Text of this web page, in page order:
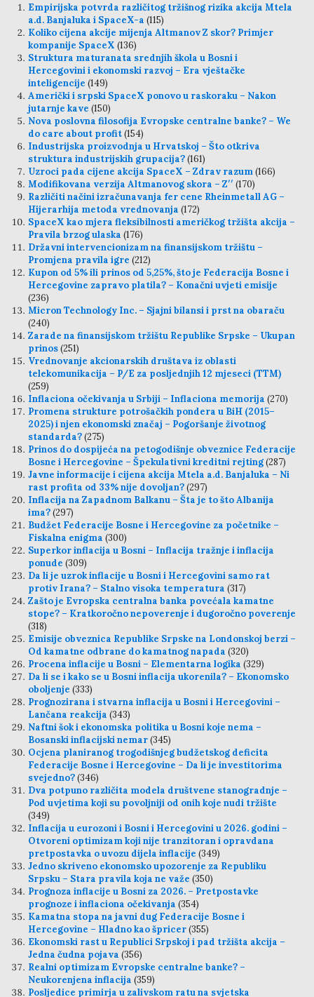
Empirijska potvrda različitog tržišnog rizika akcija Mtela
a.d. Banjaluka i SpaceX-a (115)
Koliko cijena akcije mijenja Altmanov Z skor? Primjer
kompanije SpaceX (136)
Struktura maturanata srednjih škola u Bosni i
Hercegovini i ekonomski razvoj – Era vještačke
inteligencije (149)
Američki i srpski SpaceX ponovo u raskoraku – Nakon
jutarnje kave (150)
Nova poslovna filosofija Evropske centralne banke? – We
do care about profit(154)
Industrijska proizvodnja u Hrvatskoj – Što otkriva
struktura industrijskih grupacija?(161)
Uzroci pada cijene akcija SpaceX – Zdrav razum(166)
Modifikovana verzija Altmanovog skora – Z′′ (170)
Različiti načini izračunavanja fer cene Rheinmetall AG –
Hijerarhija metoda vrednovanja (172)
SpaceX kao mjera fleksibilnosti američkog tržišta akcija –
Pravila brzog ulaska (176)
Državni intervencionizam na finansijskom tržištu –
Promjena pravila igre (212)
Kupon od 5% ili prinos od 5,25%, što je Federacija Bosne i
Hercegovine zapravo platila? – Konačni uvjeti emisije
(236)
Micron Technology Inc. – Sjajni bilansi i prst na obaraču
(240)
Zarade na finansijskom tržištu Republike Srpske – Ukupan
prinos(251)
Vrednovanje akcionarskih društava iz oblasti
telekomunikacija – P/E za posljednjih 12 mjeseci (TTM)
(259)
Inflaciona očekivanja u Srbiji – Inflaciona memorija (270)
Promena strukture potrošačkih pondera u BiH (2015–
2025) i njen ekonomski značaj – Pogoršanje životnog
standarda?(275)
Prinos do dospijeća na petogodišnje obveznice Federacije
Bosne i Hercegovine – Špekulativni kreditni rejting(287)
Javne informacije i cijena akcija Mtela a.d. Banjaluka – Ni
rast profita od 33% nije dovoljan?(297)
Inflacija na Zapadnom Balkanu – Šta je to što Albanija
ima?(297)
Budžet Federacije Bosne i Hercegovine za početnike –
Fiskalna enigma (300)
Superkor inflacija u Bosni – Inflacija tražnje i inflacija
ponude (309)
Da li je uzrok inflacije u Bosni i Hercegovini samo rat
protiv Irana? – Stalno visoka temperatura (317)
Zašto je Evropska centralna banka povećala kamatne
stope? – Kratkoročno nepoverenje i dugoročno poverenje
(318)
Emisije obveznica Republike Srpske na Londonskoj berzi –
Od kamatne odbrane do kamatnog napada (320)
Procena inflacije u Bosni – Elementarna logika (329)
Da li se i kako se u Bosni inflacija ukorenila? – Ekonomsko
oboljenje (333)
Prognozirana i stvarna inflacija u Bosni i Hercegovini –
Lančana reakcija (343)
Naftni šok i ekonomska politika u Bosni koje nema –
Bosanski inflacijski nemar(345)
Ocjena planiranog trogodišnjeg budžetskog deficita
Federacije Bosne i Hercegovine – Da li je investitorima
svejedno?(346)
Dva potpuno različita modela društvene stanogradnje –
Pod uvjetima koji su povoljniji od onih koje nudi tržište
(349)
Inflacija u eurozoni i Bosni i Hercegovini u 2026. godini –
Otvoreni optimizam koji nije tranzitoran i opravdana
pretpostavka o uvozu dijela inflacije (349)
Jedno skriveno ekonomsko upozorenje za Republiku
Srpsku – Stara pravila koja ne važe (350)
Prognoza inflacije u Bosni za 2026. – Pretpostavke
prognoze i inflaciona očekivanja (354)
Kamatna stopa na javni dug Federacije Bosne i
Hercegovine – Hladno kao špricer(355)
Ekonomski rast u Republici Srpskoj i pad tržišta akcija –
Jedna čudna pojava (356)
Realni optimizam Evropske centralne banke? –
Neukorenjena inflacija (359)
Posljedice primirja u zalivskom ratu na svjetska